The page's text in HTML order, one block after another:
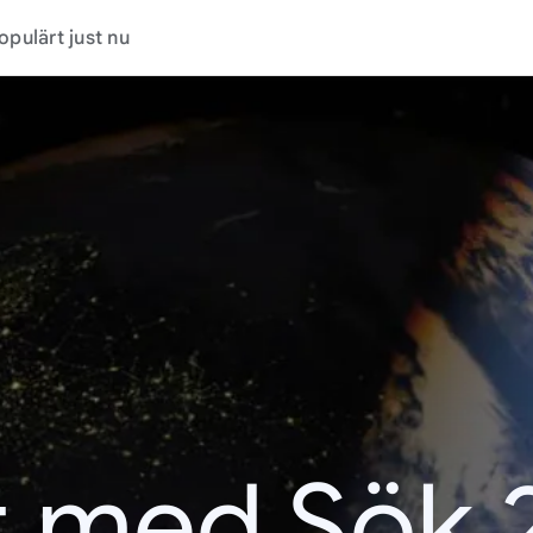
just nu